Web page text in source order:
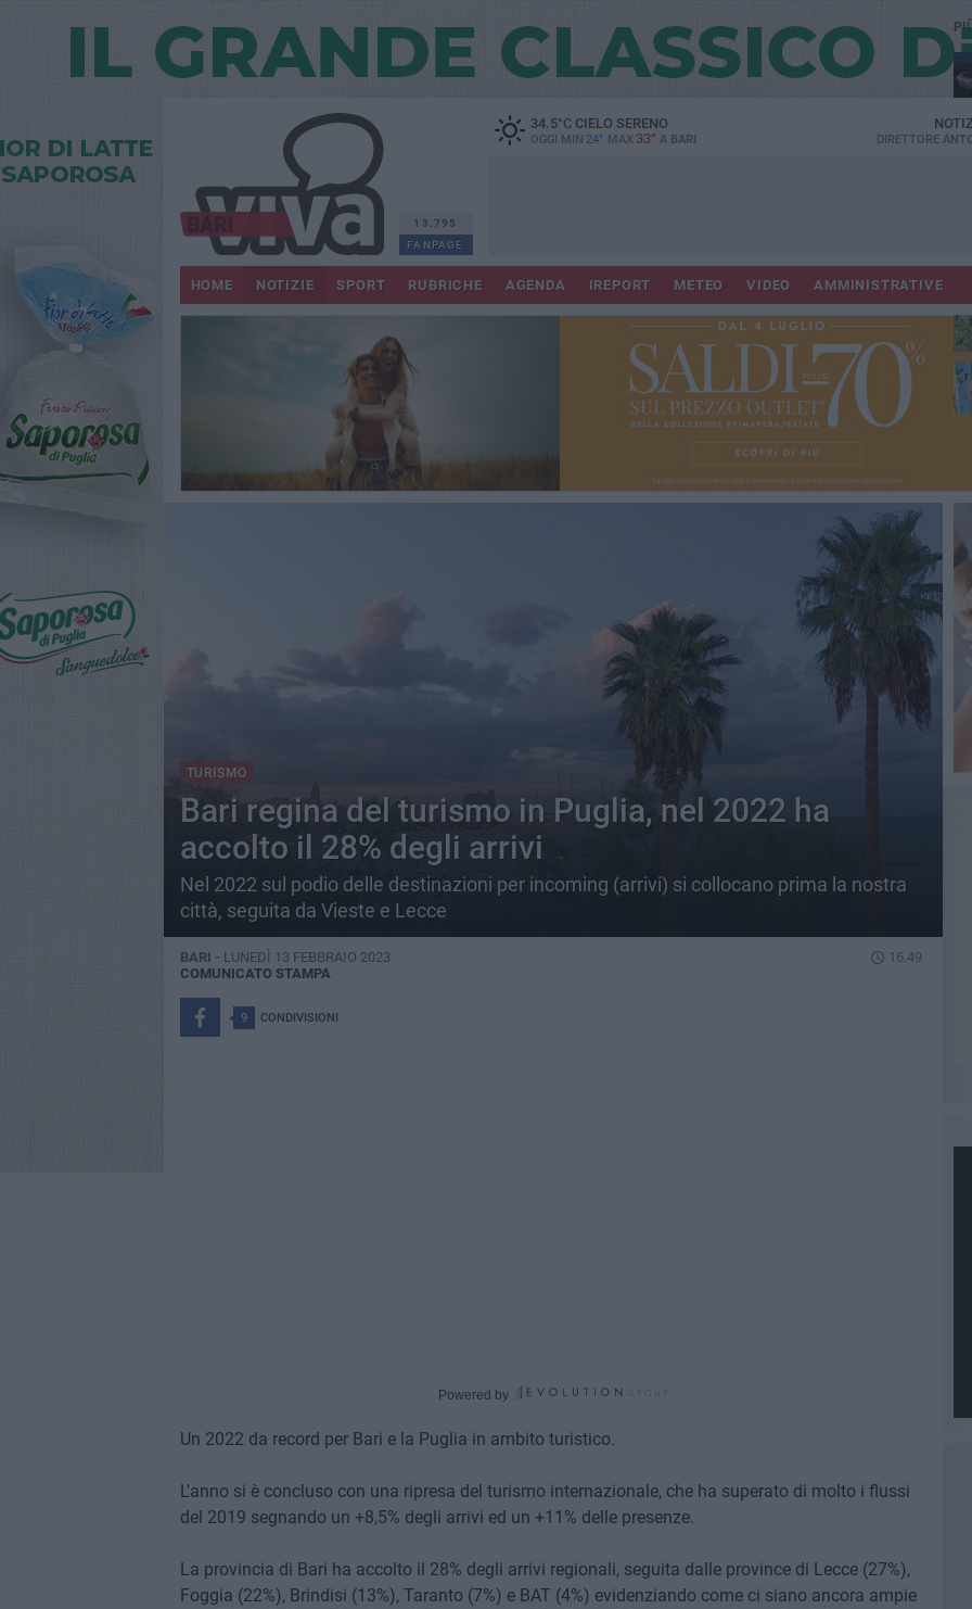
13.795
FANPAGE
34.5°CCIELO SERENO
OGGI MIN 24° MAX 33° A BARI DIRETTORE
HOME NOTIZIE SPORT RUBRICHE AGENDA IREPORT METEO VIDEO AMMINISTRATIVE
TURISMO
Bari regina del turismo in Puglia, nel 2022 ha
accolto il 28% degli arrivi
Nel 2022 sul podio delle destinazioni per incoming (arrivi) si collocano prima la nostra
città, seguita da Vieste e Lecce
BARI - LUNEDÌ 13 FEBBRAIO 2023
16.49
COMUNICATO STAMPA
9 CONDIVISIONI
Powered by
Un 2022 da record per Bari e la Puglia in ambito turistico.
L'anno si è concluso con una ripresa del turismo internazionale, che ha superato di molto i flussi
del 2019 segnando un +8,5% degli arrivi ed un +11% delle presenze.
La provincia di Bari ha accolto il 28% degli arrivi regionali, seguita dalle province di Lecce (27%),
Foggia (22%), Brindisi (13%), Taranto (7%) e BAT (4%) evidenziando come ci siano ancora ampie